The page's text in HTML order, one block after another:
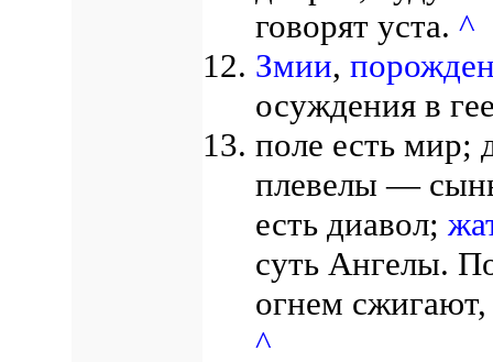
говорят уста. ^
Змии,
осуждения в
поле есть мир;
плевелы —
есть диавол;
суть Ангелы.
огнем
^